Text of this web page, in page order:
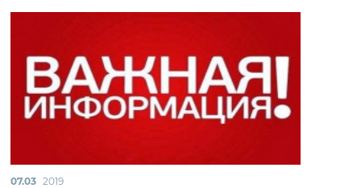
07.03 2019